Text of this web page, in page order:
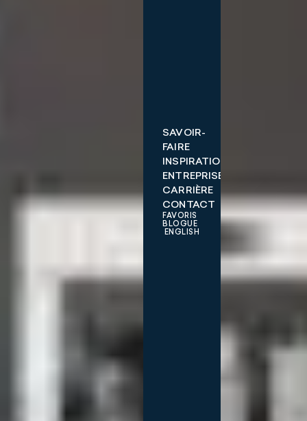
SAVOIR-
FAIRE
INSPIRATIONS
ENTREPRISE
CARRIÈRE
CONTACT
FAVORIS
BLOGUE
ENGLISH